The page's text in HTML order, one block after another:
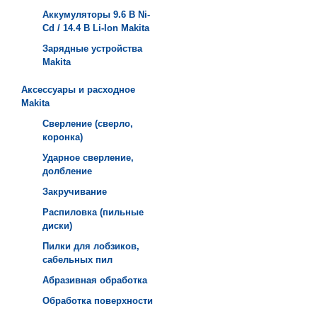
Аккумуляторы 9.6 В Ni-
Cd / 14.4 В Li-Ion Makita
Зарядные устройства
Мakita
Аксессуары и расходное
Makita
Сверление (сверло,
коронка)
Ударное сверление,
долбление
Закручивание
Распиловка (пильные
диски)
Пилки для лобзиков,
сабельных пил
Абразивная обработка
Обработка поверхности